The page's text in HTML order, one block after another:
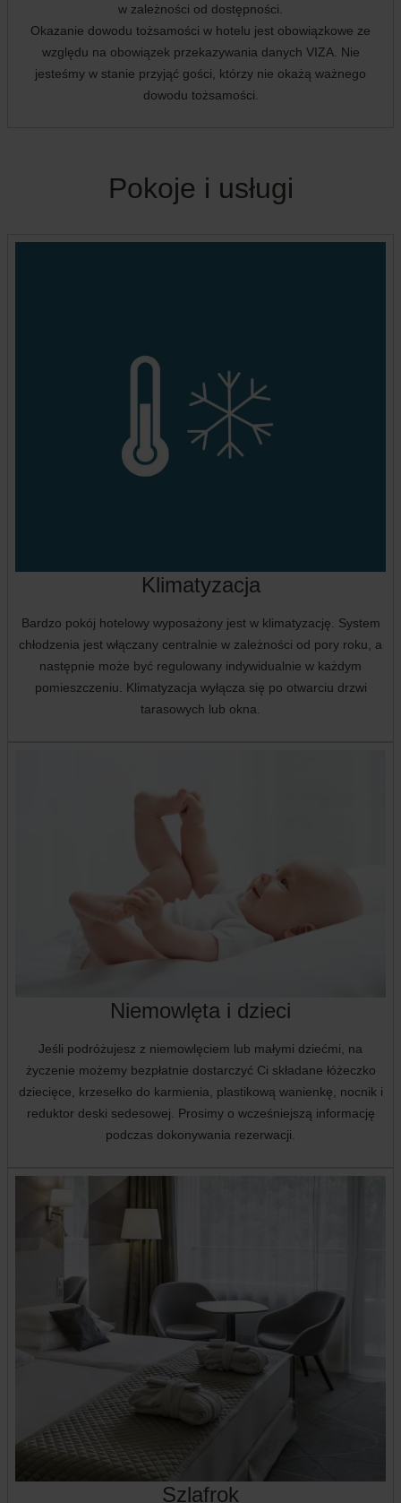
w zależności od dostępności.
Okazanie dowodu tożsamości w hotelu jest obowiązkowe ze
względu na obowiązek przekazywania danych VIZA. Nie
jesteśmy w stanie przyjąć gości, którzy nie okażą ważnego
dowodu tożsamości.
Pokoje i usługi
Klimatyzacja
Bardzo pokój hotelowy wyposażony jest w klimatyzację. System
chłodzenia jest włączany centralnie w zależności od pory roku, a
następnie może być regulowany indywidualnie w każdym
pomieszczeniu. Klimatyzacja wyłącza się po otwarciu drzwi
tarasowych lub okna.
Niemowlęta i dzieci
Jeśli podróżujesz z niemowlęciem lub małymi dziećmi, na
życzenie możemy bezpłatnie dostarczyć Ci składane łóżeczko
dziecięce, krzesełko do karmienia, plastikową wanienkę, nocnik i
reduktor deski sedesowej. Prosimy o wcześniejszą informację
podczas dokonywania rezerwacji.
Szlafrok